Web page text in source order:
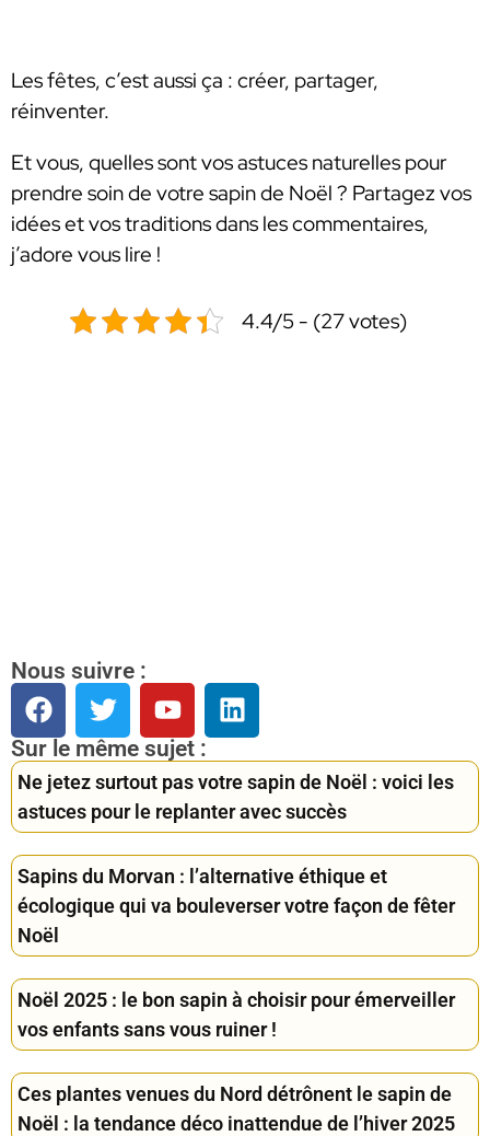
Les fêtes, c’est aussi ça : créer, partager,
réinventer.
Et vous, quelles sont vos astuces naturelles pour
prendre soin de votre sapin de Noël ? Partagez vos
idées et vos traditions dans les commentaires,
j’adore vous lire !
4.4/5 - (27 votes)
Nous suivre :
Sur le même sujet :
Ne jetez surtout pas votre sapin de Noël : voici les
astuces pour le replanter avec succès
Sapins du Morvan : l’alternative éthique et
écologique qui va bouleverser votre façon de fêter
Noël
Noël 2025 : le bon sapin à choisir pour émerveiller
vos enfants sans vous ruiner !
Ces plantes venues du Nord détrônent le sapin de
Noël : la tendance déco inattendue de l’hiver 2025